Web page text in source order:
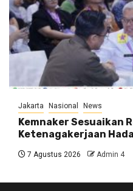
Jakarta Nasional News
Kemnaker Sesuaikan
Ketenagakerjaan
7 Agustus 2026 Admin 4